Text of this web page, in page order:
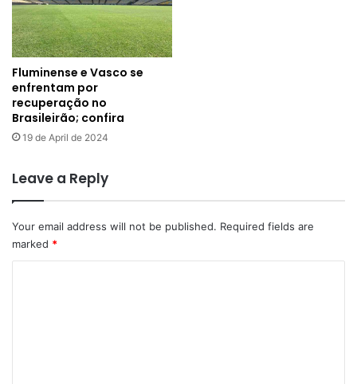
Fluminense e Vasco se
enfrentam por
recuperação no
Brasileirão; confira
19 de April de 2024
Leave a Reply
Your email address will not be published. Required fields are
marked *